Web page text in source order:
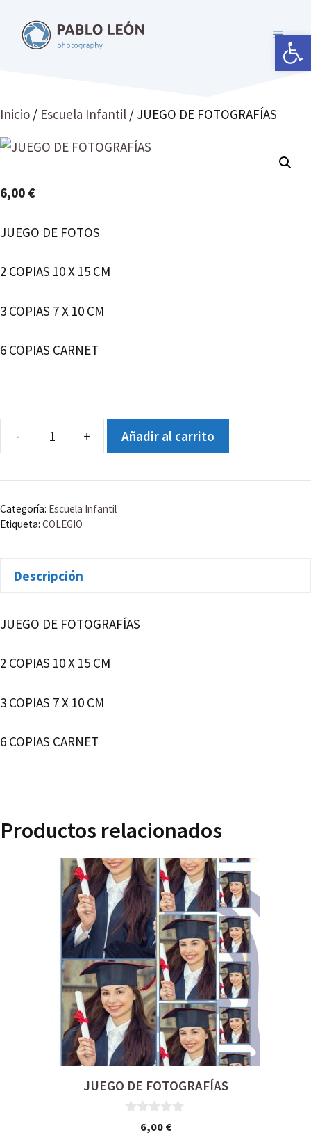
Abrir
contenido
MENÚ
Inicio / Escuela Infantil / JUEGO DE FOTOGRAFÍAS
6,00 €
JUEGO DE FOTOS
2 COPIAS 10 X 15 CM
3 COPIAS 7 X 10 CM
6 COPIAS CARNET
-
JUEGO
FOTOGRAFÍAS
cantidad
+ Añadir al carrito
Categoría: Escuela Infantil
Etiqueta: COLEGIO
Descripción
JUEGO DE FOTOGRAFÍAS
2 COPIAS 10 X 15 CM
3 COPIAS 7 X 10 CM
6 COPIAS CARNET
Productos relacionados
JUEGO DE FOTOGRAFÍAS
6,00 €